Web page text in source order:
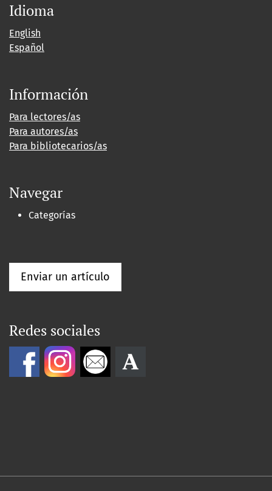
Idioma
English
Español
Información
Para lectores/as
Para autores/as
Para bibliotecarios/as
Navegar
Categorías
Enviar un artículo
Redes sociales